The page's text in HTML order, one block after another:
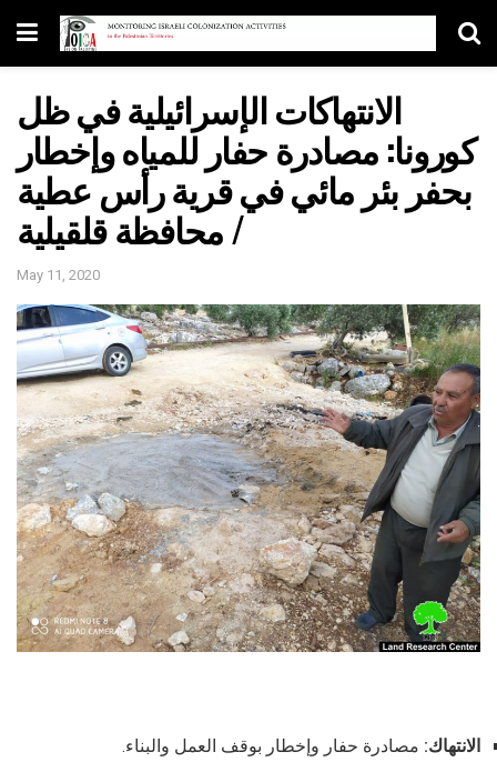
الانتهاكات الإسرائيلية في ظل
كورونا: مصادرة حفار للمياه وإخطار
بحفر بئر مائي في قرية رأس عطية
/ محافظة قلقيلية
May 11, 2020
الانتهاك: مصادرة حفار وإخطار بوقف العمل والبناء.